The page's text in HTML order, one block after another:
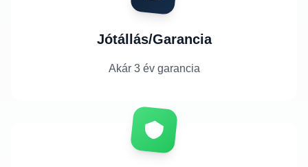
Jótállás/Garancia
Akár 3 év garancia